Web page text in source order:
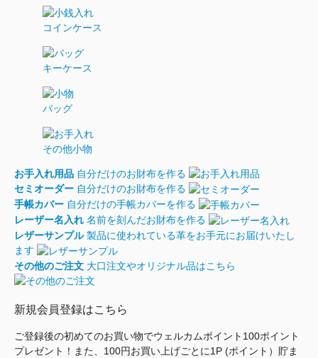
コインケース
キーケース
バッグ
その他小物
お手入れ用品 自分だけのお財布を作る
セミオーダー 自分だけのお財布を作る
手帳カバー 自分だけの手帳カバーを作る
レーザー名入れ 名前を刻んだお財布を作る
レザーサンプル製品に使われている革をお手元にお届けいたし
ます
その他のご注文 大口注文やオリジナル品はこちら
新規会員登録はこちら
ご登録後の初めてのお買い物でウェルカムポイント100ポイント
プレゼント！また、100円お買い上げごとに1P (ポイント）貯ま